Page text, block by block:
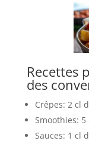
Recettes
des
Crêpes: 2 cl
Smoothies:
Sauces: 1 cl